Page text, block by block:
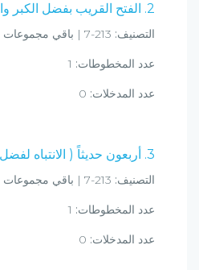
2. الفتح القريب بفضل الكبر والمشيب
التصنيف:
عدد المخطوطات:
عدد المدخلات:
3. أربعون حديثاً ( الانتباه لفضل لا إله الا الله )
التصنيف:
عدد المخطوطات:
عدد المدخلات: